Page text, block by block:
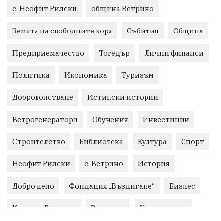
с. Неофит Рилски община Ветрино
Земята на свободните хора Събития Община
Предприемачество Тогедър Лични финанси
Политика Икономика Туризъм
Доброволстване Истински истории
Ветрогенератори Обучения Инвестиции
Строителство Библиотека Култура Спорт
Неофит Рилски с. Ветрино История
Добро дело Фондация „Въздигане“ Бизнес
Красиво Ветрино Развитие Криминално